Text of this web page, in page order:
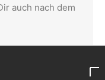
1150 mm
auch nach dem